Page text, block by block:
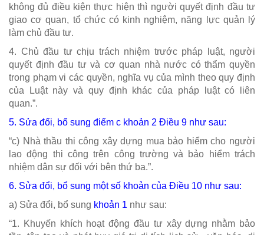
không đủ điều kiện thực hiện thì người quyết định đầu tư
giao cơ quan, tổ chức có kinh nghiệm, năng lực quản lý
làm chủ đầu tư.
4. Chủ đầu tư chịu trách nhiệm trước pháp luật, người
quyết định đầu tư và cơ quan nhà nước có thẩm quyền
trong phạm vi các quyền, nghĩa vụ của mình theo quy định
của Luật này và quy định khác của pháp luật có liên
quan.”.
5. Sửa đổi, bổ sung điểm c khoản 2 Điều 9 như sau:
“c) Nhà thầu thi công xây dựng mua bảo hiểm cho người
lao động thi công trên công trường và bảo hiểm trách
nhiệm dân sự đối với bên thứ ba.”.
6. Sửa đổi, bổ sung một số khoản của Điều 10 như sau:
a) Sửa đổi, bổ sung khoản 1 như sau:
“1. Khuyến khích hoạt động đầu tư xây dựng nhằm bảo